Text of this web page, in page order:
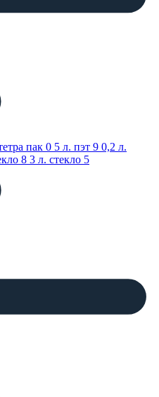
пак 0 5 л. пэт 9 0,2 л.
8 3 л. стекло 5